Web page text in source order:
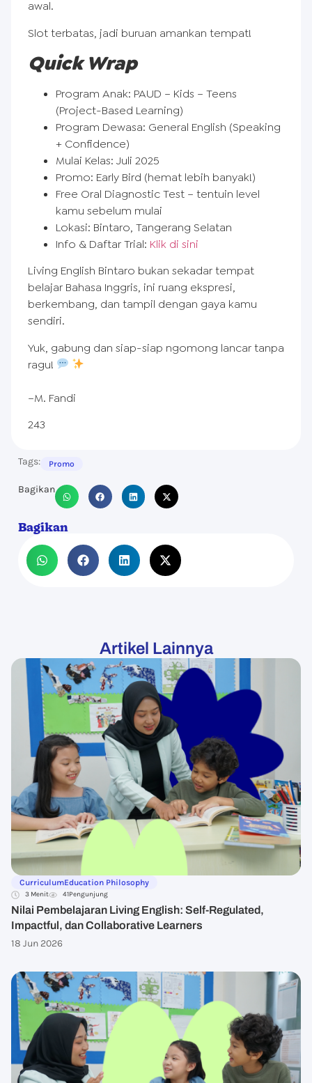
awal.
Slot terbatas, jadi buruan amankan tempat!
Quick Wrap
Program Anak: PAUD – Kids – Teens
(Project-Based Learning)
Program Dewasa: General English (Speaking
+ Confidence)
Mulai Kelas: Juli 2025
Promo: Early Bird (hemat lebih banyak!)
Free Oral Diagnostic Test – tentuin level
kamu sebelum mulai
Lokasi: Bintaro, Tangerang Selatan
Info & Daftar Trial: Klik di sini
Living English Bintaro bukan sekadar tempat
belajar Bahasa Inggris, ini ruang ekspresi,
berkembang, dan tampil dengan gaya kamu
sendiri.
Yuk, gabung dan siap-siap ngomong lancar tanpa
ragu!
–M. Fandi
243
Tags: Promo
Bagikan
Bagikan
Artikel Lainnya
CurriculumEducation Philosophy
3 Menit 41Pengunjung
Nilai Pembelajaran Living English: Self-Regulated,
Impactful, dan Collaborative Learners
18 Jun 2026